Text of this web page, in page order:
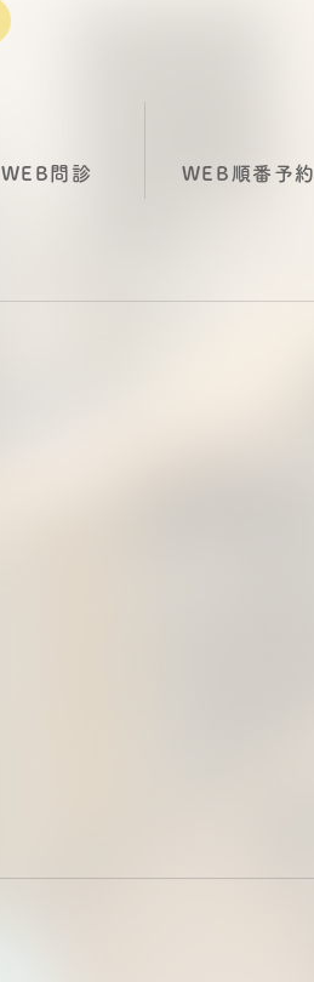
WEB問診 WEB順番予約